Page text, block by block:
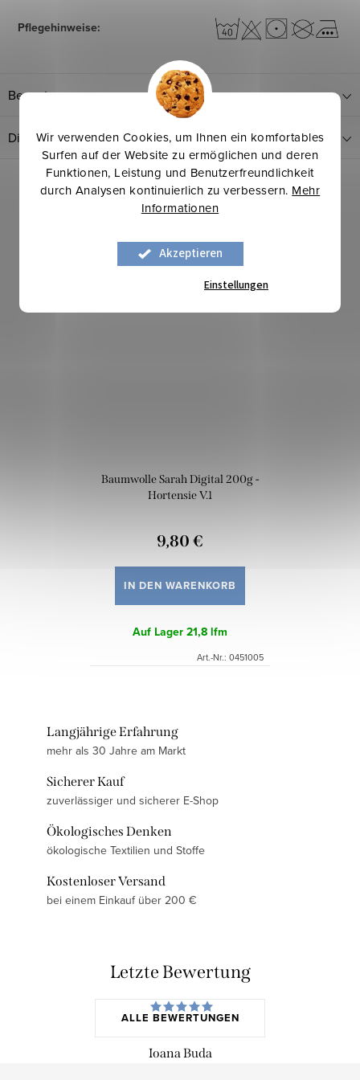
Wir verwenden Cookies, um Ihnen ein komfortables
Surfen auf der Website zu ermöglichen und deren
Funktionen, Leistung und Benutzerfreundlichkeit
durch Analysen kontinuierlich zu verbessern. Mehr
Informationen
Akzeptieren
Einstellungen
Pflegehinweise:
Bewertung
Diskussion
Verwandte Produkte
Baumwolle Sarah Digital 200g -
Hortensie V.1
9,80 €
IN DEN WARENKORB
Auf Lager21,8 lfm
Art.-Nr.: 0451005
Langjährige Erfahrung
mehr als 30 Jahre am Markt
Sicherer Kauf
zuverlässiger und sicherer E-Shop
Ökologisches Denken
ökologische Textilien und Stoffe
Kostenloser Versand
bei einem Einkauf über 200 €
Letzte Bewertung
ALLE BEWERTUNGEN
Ioana Buda